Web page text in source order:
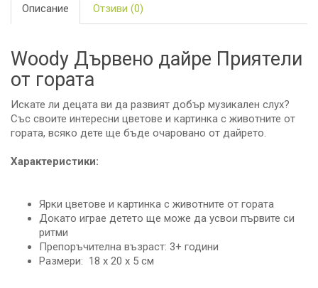
Описание Отзиви (0)
Woody Дървено дайре Приятели
от гората
Искате ли децата ви да развият добър музикален слух?
Със своите интересни цветове и картинка с животните от
гората, всяко дете ще бъде очаровано от дайрето.
Характеристики:
Ярки цветове и картинка с животните от гората
Докато играе детето ще може да усвои първите си
ритми
Препоръчителна възраст: 3+ години
Размери: 18 х 20 х 5 см